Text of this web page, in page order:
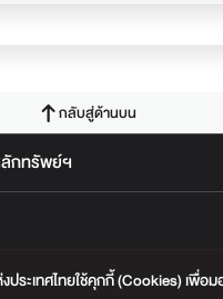
ระเทศไทยใช้คุกกี้ (Cookies) เพื่อ
กลับสู่ด้านบน
ลักทรัพย์ฯ